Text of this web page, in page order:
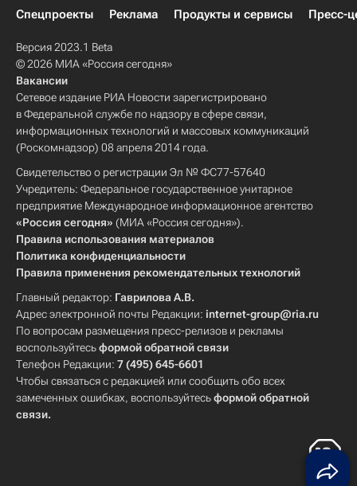
Спецпроекты
Реклама Продукты и сервисы Пресс-
Версия 2023.1 Beta
© 2026 МИА «Россия сегодня»
Вакансии
Сетевое издание РИА Новости зарегистрировано
в Федеральной службе по надзору в сфере связи,
информационных технологий и массовых коммуникаций
(Роскомнадзор) 08 апреля 2014 года.
Свидетельство о регистрации Эл № ФС77-57640
Учредитель: Федеральное государственное унитарное
предприятие Международное информационное агентство
«Россия сегодня» (МИА «Россия сегодня»).
Правила использования материалов
Политика конфиденциальности
Правила применения рекомендательных технологий
Главный редактор: Гаврилова А.В.
Адрес электронной почты Редакции: internet-group@ria.ru
По вопросам размещения пресс-релизов и рекламы
воспользуйтесьформой обратной связи
Телефон Редакции: 7 (495) 645-6601
Чтобы связаться с редакцией или сообщить обо всех
замеченных ошибках, воспользуйтесьформой обратной
связи.